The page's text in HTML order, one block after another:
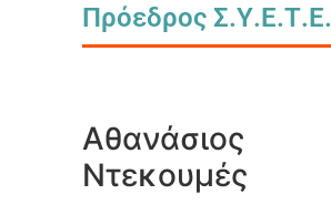
Πρόεδρος Σ.Υ.Ε.Τ.Ε.
Αθανάσιος
Ντεκουμές